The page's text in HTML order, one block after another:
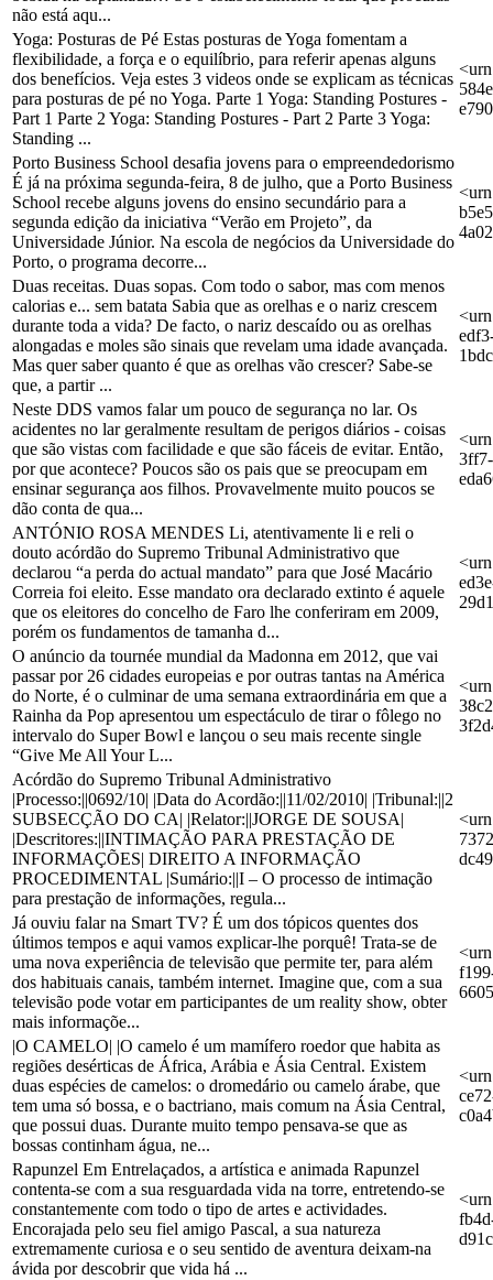
não está aqu...
Yoga: Posturas de Pé Estas posturas de Yoga fomentam a
flexibilidade, a força e o equilíbrio, para referir apenas alguns
dos benefícios. Veja estes 3 videos onde se explicam as técnicas
para posturas de pé no Yoga. Parte 1 Yoga: Standing Postures -
Part 1 Parte 2 Yoga: Standing Postures - Part 2 Parte 3 Yoga:
Standing ...
Porto Business School desafia jovens para o empreendedorismo
É já na próxima segunda-feira, 8 de julho, que a Porto Business
School recebe alguns jovens do ensino secundário para a
segunda edição da iniciativa “Verão em Projeto”, da
Universidade Júnior. Na escola de negócios da Universidade do
Porto, o programa decorre...
Duas receitas. Duas sopas. Com todo o sabor, mas com menos
calorias e... sem batata Sabia que as orelhas e o nariz crescem
durante toda a vida? De facto, o nariz descaído ou as orelhas
alongadas e moles são sinais que revelam uma idade avançada.
Mas quer saber quanto é que as orelhas vão crescer? Sabe-se
que, a partir ...
Neste DDS vamos falar um pouco de segurança no lar. Os
acidentes no lar geralmente resultam de perigos diários - coisas
que são vistas com facilidade e que são fáceis de evitar. Então,
por que acontece? Poucos são os pais que se preocupam em
ensinar segurança aos filhos. Provavelmente muito poucos se
dão conta de qua...
ANTÓNIO ROSA MENDES Li, atentivamente li e reli o
douto acórdão do Supremo Tribunal Administrativo que
declarou “a perda do actual mandato” para que José Macário
Correia foi eleito. Esse mandato ora declarado extinto é aquele
que os eleitores do concelho de Faro lhe conferiram em 2009,
porém os fundamentos de tamanha d...
O anúncio da tournée mundial da Madonna em 2012, que vai
passar por 26 cidades europeias e por outras tantas na América
do Norte, é o culminar de uma semana extraordinária em que a
Rainha da Pop apresentou um espectáculo de tirar o fôlego no
intervalo do Super Bowl e lançou o seu mais recente single
“Give Me All Your L...
Acórdão do Supremo Tribunal Administrativo
|Processo:||0692/10| |Data do Acordão:||11/02/2010| |Tribunal:||2
SUBSECÇÃO DO CA| |Relator:||JORGE DE SOUSA|
|Descritores:||INTIMAÇÃO PARA PRESTAÇÃO DE
INFORMAÇÕES| DIREITO A INFORMAÇÃO
PROCEDIMENTAL |Sumário:||I – O processo de intimação
para prestação de informações, regula...
Já ouviu falar na Smart TV? É um dos tópicos quentes dos
últimos tempos e aqui vamos explicar-lhe porquê! Trata-se de
uma nova experiência de televisão que permite ter, para além
dos habituais canais, também internet. Imagine que, com a sua
televisão pode votar em participantes de um reality show, obter
mais informaçõe...
|O CAMELO| |O camelo é um mamífero roedor que habita as
regiões desérticas de África, Arábia e Ásia Central. Existem
duas espécies de camelos: o dromedário ou camelo árabe, que
tem uma só bossa, e o bactriano, mais comum na Ásia Central,
que possui duas. Durante muito tempo pensava-se que as
bossas continham água, ne...
Rapunzel Em Entrelaçados, a artística e animada Rapunzel
contenta-se com a sua resguardada vida na torre, entretendo-se
constantemente com todo o tipo de artes e actividades.
Encorajada pelo seu fiel amigo Pascal, a sua natureza
extremamente curiosa e o seu sentido de aventura deixam-na
ávida por descobrir que vida há ...